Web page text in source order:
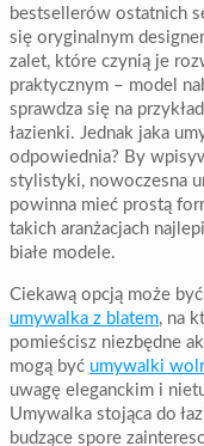
bestsellerów ostatnich
się oryginalnym
zalet, które czynią je
praktycznym – model
sprawdza się na
łazienki. Jednak jaka
odpowiednia? By
stylistyki, nowoczesna
powinna mieć prostą
takich aranżacjach
białe modele.
Ciekawą opcją może
umywalka z blatem, na
pomieścisz niezbędne
mogą być umywalki
uwagę eleganckim i
Umywalka stojąca do
budzące spore